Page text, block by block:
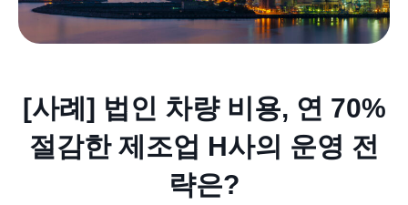
[사례] 법인 차량 비용, 연 70%
절감한 제조업 H사의 운영 전
략은?